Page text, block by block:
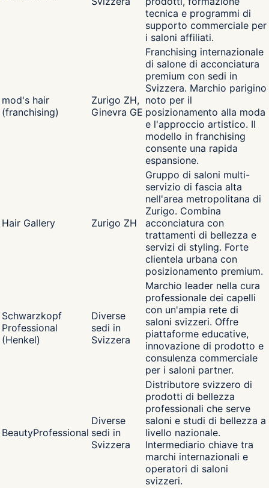
tecnica e programmi di
supporto commerciale per
i saloni affiliati.
mod's hair
(franchising)
Zurigo ZH,
Ginevra GE
Franchising internazionale
di salone di acconciatura
premium con sedi in
Svizzera. Marchio parigino
noto per il
posizionamento alla moda
e l'approccio artistico. Il
modello in franchising
consente una rapida
espansione.
Hair Gallery Zurigo ZH
Gruppo di saloni multi-
servizio di fascia alta
nell'area metropolitana di
Zurigo. Combina
acconciatura con
trattamenti di bellezza e
servizi di styling. Forte
clientela urbana con
posizionamento premium.
Schwarzkopf
Professional
(Henkel)
Diverse
sedi in
Svizzera
Marchio leader nella cura
professionale dei capelli
con un'ampia rete di
saloni svizzeri. Offre
piattaforme educative,
innovazione di prodotto e
consulenza commerciale
per i saloni partner.
BeautyProfessional
Diverse
sedi in
Svizzera
Distributore svizzero di
prodotti di bellezza
professionali che serve
saloni e studi di bellezza a
livello nazionale.
Intermediario chiave tra
marchi internazionali e
operatori di saloni
svizzeri.